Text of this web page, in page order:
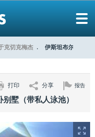
克切克梅杰 伊斯坦布尔布于克
报告
分享
打印
墅（带私人泳池）